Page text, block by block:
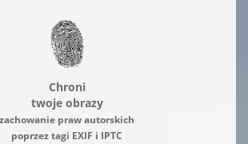
Chroni
twoje obrazy
zachowanie praw autorskich
poprzez tagi EXIF i IPTC